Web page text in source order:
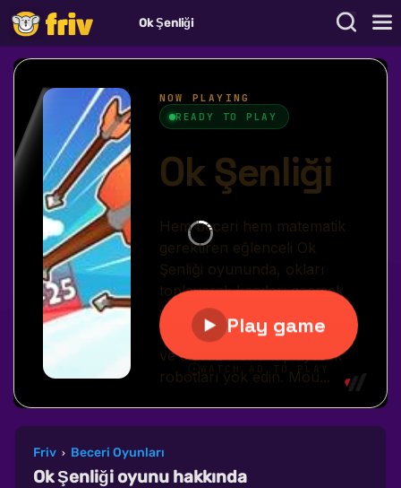
Ok Şenliği
Friv › Beceri Oyunları
Ok Şenliği oyunu hakkında